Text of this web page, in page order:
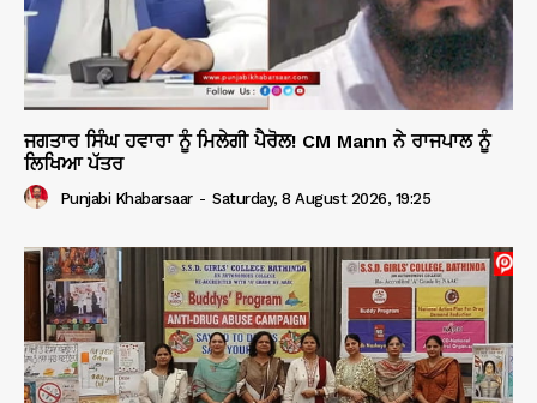
ਜਗਤਾਰ ਸਿੰਘ ਹਵਾਰਾ ਨੂੰ ਮਿਲੇਗੀ ਪੈਰੋਲ! CM Mann ਨੇ ਰਾਜਪਾਲ ਨੂੰ
ਲਿਖਿਆ ਪੱਤਰ
Punjabi Khabarsaar - Saturday, 8 August 2026, 19:25